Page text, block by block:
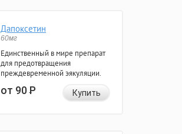
Дапоксетин
60мг
Единственный в мире препарат
для предотвращения
преждевременной эякуляции.
от 90Р Купить